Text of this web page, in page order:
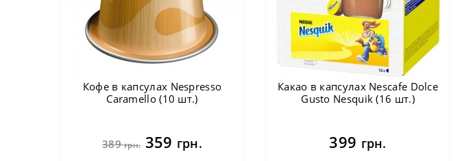
Кофе в капсулах Nespresso
Caramello (10 шт.)
389грн.359 грн.
Какао в капсулах Nescafe Dolce
Gusto Nesquik (16 шт.)
399 грн.